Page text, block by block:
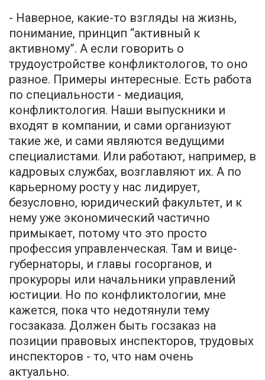
- Наверное, какие-то взгляды на жизнь,
понимание, принцип “активный к
активному”. А если говорить о
трудоустройстве конфликтологов, то оно
разное. Примеры интересные. Есть работа
по специальности - медиация,
конфликтология. Наши выпускники и
входят в компании, и сами организуют
такие же, и сами являются ведущими
специалистами. Или работают, например, в
кадровых службах, возглавляют их. А по
карьерному росту у нас лидирует,
безусловно, юридический факультет, и к
нему уже экономический частично
примыкает, потому что это просто
профессия управленческая. Там и вице-
губернаторы, и главы госорганов, и
прокуроры или начальники управлений
юстиции. Но по конфликтологии, мне
кажется, пока что недотянули тему
госзаказа. Должен быть госзаказ на
позиции правовых инспекторов, трудовых
инспекторов - то, что нам очень
актуально.